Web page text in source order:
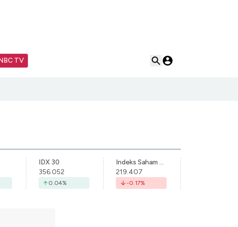
TV
IDX 30
356.052
0.04%
Indeks Saham Syariah Indonesia
219.407
-0.17%